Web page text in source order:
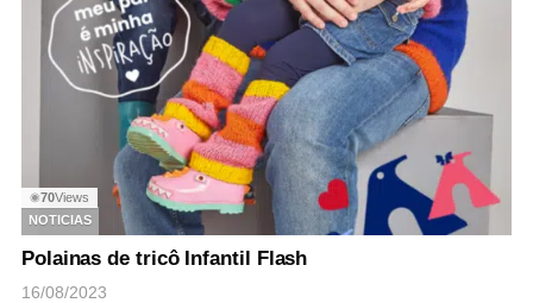
◉70Views
NOTICIAS
Polainas de tricô Infantil Flash
16/08/2023